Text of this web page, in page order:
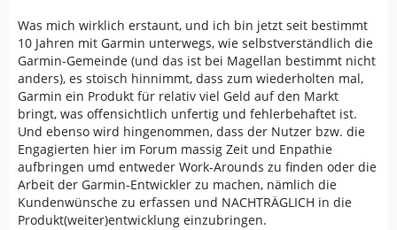
Was mich wirklich erstaunt, und ich bin jetzt seit bestimmt
10 Jahren mit Garmin unterwegs, wie selbstverständlich die
Garmin-Gemeinde (und das ist bei Magellan bestimmt nicht
anders), es stoisch hinnimmt, dass zum wiederholten mal,
Garmin ein Produkt für relativ viel Geld auf den Markt
bringt, was offensichtlich unfertig und fehlerbehaftet ist.
Und ebenso wird hingenommen, dass der Nutzer bzw. die
Engagierten hier im Forum massig Zeit und Enpathie
aufbringen umd entweder Work-Arounds zu finden oder die
Arbeit der Garmin-Entwickler zu machen, nämlich die
Kundenwünsche zu erfassen und NACHTRÄGLICH in die
Produkt(weiter)entwicklung einzubringen.